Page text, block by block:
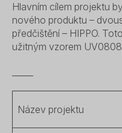
Hlavním cílem projektu
nového produktu –
předčištění – HIPPO.
užitným vzorem
Název projektu